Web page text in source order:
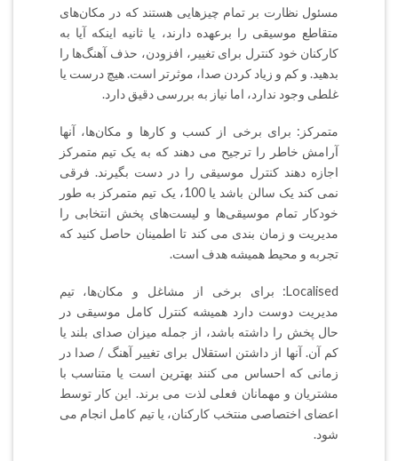
مسئول نظارت بر تمام چیزهایی هستند که در مکان‌های
متقاطع موسیقی را برعهده دارند،‌ یا ثانیه اینکه آیا به
کارکنان خود کنترل برای تغییر،‌ افزودن،‌ حذف آهنگ‌ها را
بدهید. و کم و زیاد کردن صدا، ‌موثرتر است. هیچ درست یا
غلطی وجود ندارد،‌ اما نیاز به بررسی دقیق دارد.
متمرکز: برای برخی از کسب و کارها و مکان‌ها،‌ آنها
آرامش خاطر را ترجیح می دهند که به یک تیم متمرکز
اجازه دهند کنترل موسیقی را در دست بگیرند. فرقی
نمی کند یک سالن باشد یا 100، یک تیم متمرکز به طور
خودکار تمام موسیقی‌ها و لیست‌های پخش انتخابی را
مدیریت و زمان بندی می کند تا اطمینان حاصل کنید که
تجربه و محیط همیشه هدف است.
Localised: برای برخی از مشاغل و مکان‌ها،‌ تیم
مدیریت دوست دارد همیشه کنترل کامل موسیقی در
حال پخش را داشته باشد،‌ از جمله میزان صدای بلند یا
کم آن. آن‎ها از داشتن استقلال برای تغییر آهنگ / صدا در
زمانی که احساس می کنند بهترین است یا متناسب با
مشتریان و مهمانان فعلی لذت می برند. این کار توسط
اعضای اختصاصی منتخب کارکنان، یا تیم کامل انجام می
شود.